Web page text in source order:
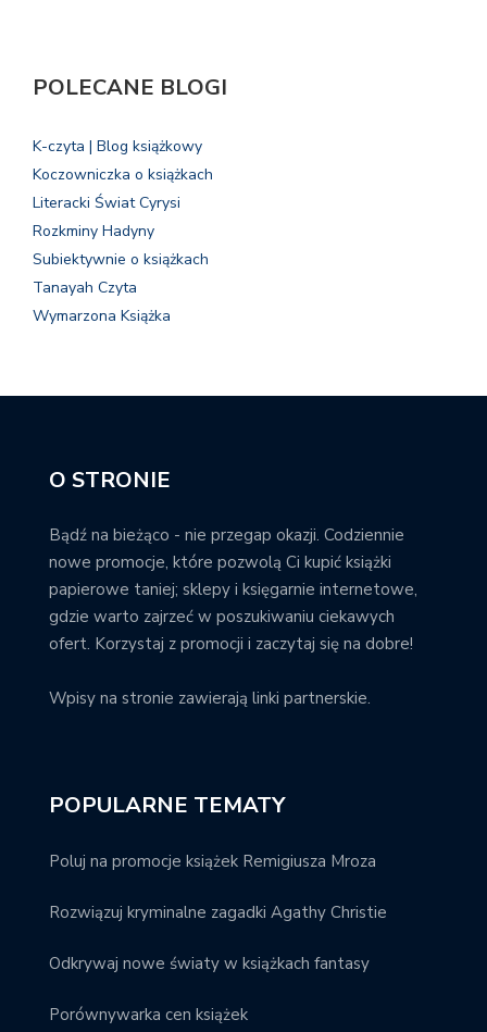
POLECANE BLOGI
K-czyta | Blog książkowy
Koczowniczka o książkach
Literacki Świat Cyrysi
Rozkminy Hadyny
Subiektywnie o książkach
Tanayah Czyta
Wymarzona Książka
O STRONIE
Bądź na bieżąco - nie przegap okazji. Codziennie
nowe promocje, które pozwolą Ci kupić książki
papierowe taniej; sklepy i księgarnie internetowe,
gdzie warto zajrzeć w poszukiwaniu ciekawych
ofert. Korzystaj z promocji i zaczytaj się na dobre!
Wpisy na stronie zawierają linki partnerskie.
POPULARNE TEMATY
Poluj na promocje książek Remigiusza Mroza
Rozwiązuj kryminalne zagadki Agathy Christie
Odkrywaj nowe światy w książkach fantasy
Porównywarka cen książek